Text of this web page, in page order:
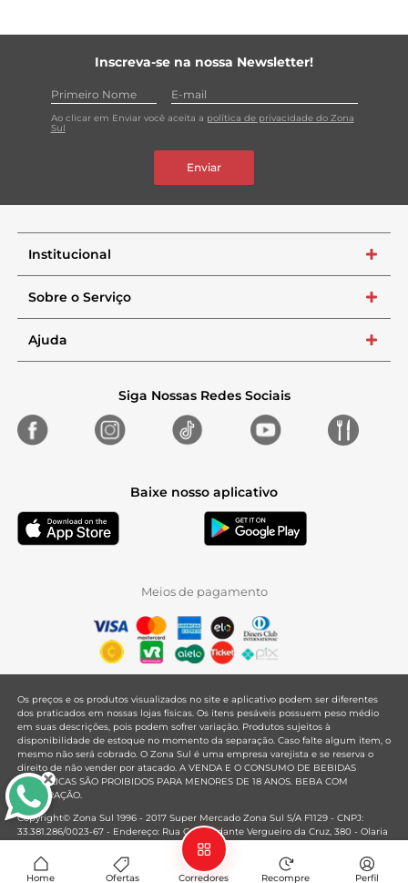
Home Ofertas Corredores Recompre Perfil
Inscreva-se na nossa Newsletter!
Ao clicar em Enviar você aceita a política de privacidade do Zona
Sul
Enviar
Institucional +
Sobre o Serviço +
Ajuda +
Siga Nossas Redes Sociais
Baixe nosso aplicativo
Meios de pagamento
Os preços e os produtos visualizados no site e aplicativo podem ser diferentes
dos praticados em nossas lojas físicas. Os itens pesáveis possuem peso médio
em suas descrições, pois podem sofrer variação. Produtos sujeitos à
disponibilidade de estoque no momento da separação. Caso falte algum item, o
mesmo não será cobrado. O Zona Sul é uma empresa varejista e se reserva o
direito de não vender por atacado. A VENDA E O CONSUMO DE BEBIDAS
ALCOÓLICAS SÃO PROIBIDOS PARA MENORES DE 18 ANOS. BEBA COM
MODERAÇÃO.
Copyright© Zona Sul 1996 - 2017 Super Mercado Zona Sul S/A F1129 - CNPJ:
33.381.286/0023-67 - Endereço: Rua Comandante Vergueiro da Cruz, 380 - Olaria
- Rio de Janeiro - RJ - CEP: 21021-020
Mantido por